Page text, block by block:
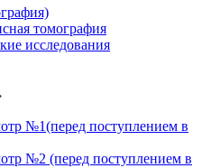
томография
исследования
№1(перед поступлением в
№2 (перед поступлением в